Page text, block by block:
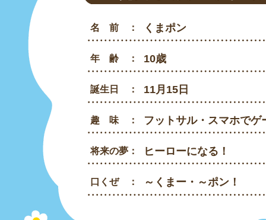
名 前 ： くまポン
年 齢 ： 10歳
誕生日 ： 11月15日
趣 味 ： フットサル・スマホでゲ
将来の夢： ヒーローになる！
口くぜ ： ～くまー・～ポン！